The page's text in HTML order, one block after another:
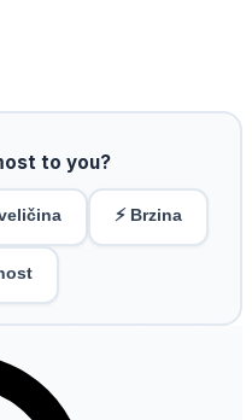
to you?
⚡ Brzina